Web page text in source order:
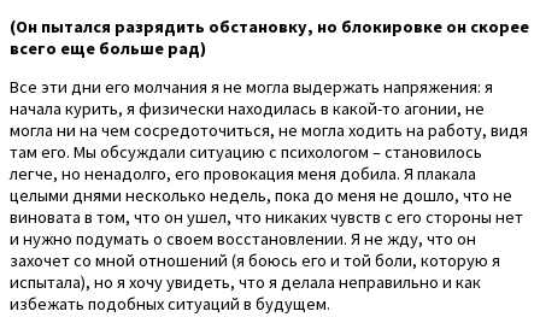
(Он пытался разрядить обстановку, но блокировке он скорее
всего еще больше рад)
Все эти дни его молчания я не могла выдержать напряжения: я
начала курить, я физически находилась в какой-то агонии, не
могла ни на чем сосредоточиться, не могла ходить на работу, видя
там его. Мы обсуждали ситуацию с психологом – становилось
легче, но ненадолго, его провокация меня добила. Я плакала
целыми днями несколько недель, пока до меня не дошло, что не
виновата в том, что он ушел, что никаких чувств с его стороны нет
и нужно подумать о своем восстановлении. Я не жду, что он
захочет со мной отношений (я боюсь его и той боли, которую я
испытала), но я хочу увидеть, что я делала неправильно и как
избежать подобных ситуаций в будущем.